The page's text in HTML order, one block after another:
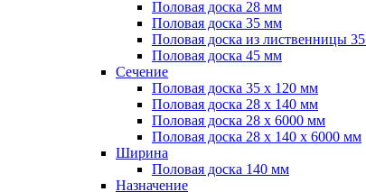
Половая доска 28 мм
Половая доска 35 мм
Половая доска из лиственницы
Половая доска 45 мм
Сечение
Половая доска 35 х 120 мм
Половая доска 28 х 140 мм
Половая доска 28 х 6000 мм
Половая доска 28 х 140 х 6000 мм
Ширина
Половая доска 140 мм
Назначение